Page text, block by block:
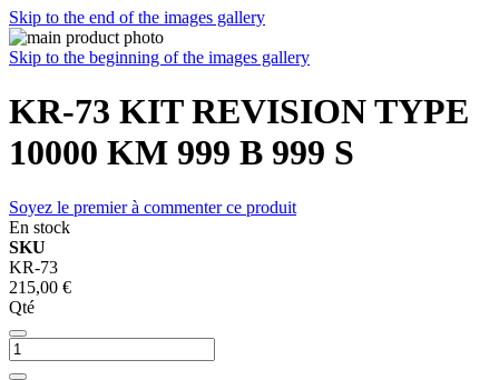
Skip to the end of the images gallery
Skip to the beginning of the images gallery
KR-73 KIT REVISION TYPE
10000 KM 999 B 999 S
Soyez le premier à commenter ce produit
En stock
SKU
KR-73
215,00 €
Qté